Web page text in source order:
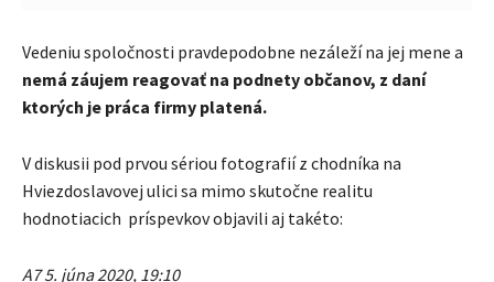
Vedeniu spoločnosti pravdepodobne nezáleží na jej mene a
nemá záujem reagovať na podnety občanov, z daní
ktorých je práca firmy platená.
V diskusii pod prvou sériou fotografií z chodníka na
Hviezdoslavovej ulici sa mimo skutočne realitu
hodnotiacich príspevkov objavili aj takéto:
A7 5. júna 2020, 19:10